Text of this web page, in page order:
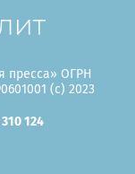
пресса» ОГРН
(c) 2023
124